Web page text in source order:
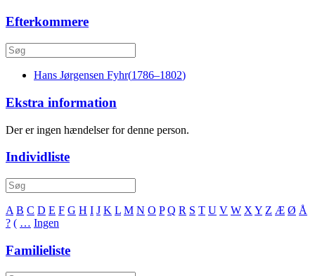
Efterkommere
Hans Jørgensen Fyhr(1786–1802)
Ekstra information
Der er ingen hændelser for denne person.
Individliste
A B C D E F G H I J K L M N O P Q R S T U V W X Y Z Æ Ø Å
? ( … Ingen
Familieliste